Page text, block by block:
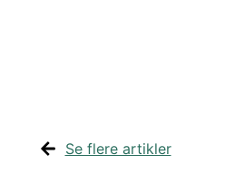
Se flere artikler